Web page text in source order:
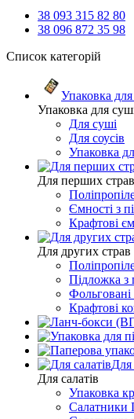
38 093 315 82 80
38 096 872 35 98
Список категорій
Упаковка
Упаковка для
Для суші
Для соусів
Упаковка
Для перших страв
Ємності з
Крафтові
Для других страв
Підложка з
Крафтові
Для
Для салатів
Упаковка